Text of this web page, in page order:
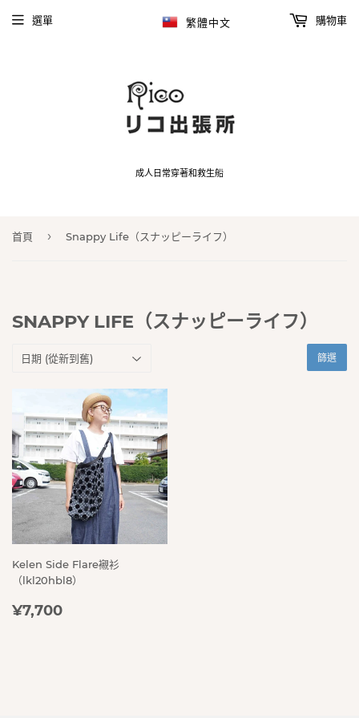
成人日常穿著和救生船
繁體中文
選單 購物車
首頁 › Snappy Life（スナッピーライフ）
SNAPPY LIFE（スナッピーライフ）
篩選
Kelen Side Flare襯衫
（lkl20hbl8）
定
¥7,700